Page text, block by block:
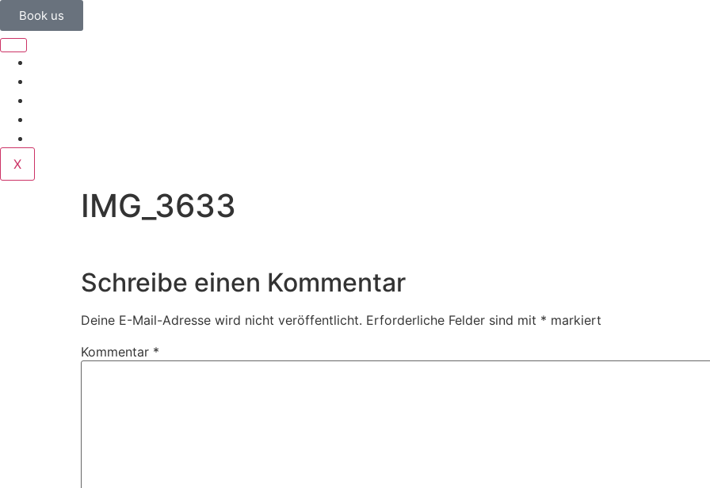
Book us
X
IMG_3633
Schreibe einen Kommentar
Deine E-Mail-Adresse wird nicht veröffentlicht. Erforderliche Felder sind mit * markiert
Kommentar *